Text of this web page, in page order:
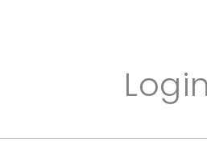
Login